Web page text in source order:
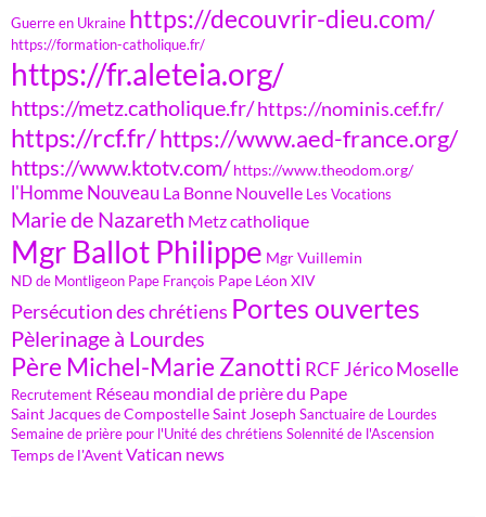
Guerre en Ukraine https://decouvrir-dieu.com/
https://formation-catholique.fr/
https://fr.aleteia.org/
https://metz.catholique.fr/https://nominis.cef.fr/
https://rcf.fr/https://www.aed-france.org/
https://www.ktotv.com/ https://www.theodom.org/
l'Homme Nouveau La Bonne Nouvelle Les Vocations
Marie de Nazareth Metz catholique
Mgr Ballot Philippe Mgr Vuillemin
ND de Montligeon Pape François Pape Léon XIV
Persécution des chrétiens Portes ouvertes
Pèlerinage à Lourdes
Père Michel-Marie Zanotti RCF Jérico Moselle
Recrutement Réseau mondial de prière du Pape
Saint Jacques de CompostelleSaint Joseph Sanctuaire de Lourdes
Semaine de prière pour l'Unité des chrétiens Solennité de l'Ascension
Temps de l'AventVatican news